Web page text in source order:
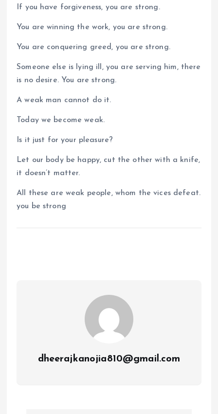
If you have forgiveness, you are strong.
You are winning the work, you are strong.
You are conquering greed, you are strong.
Someone else is lying ill, you are serving him, there
is no desire. You are strong.
A weak man cannot do it.
Today we become weak.
Is it just for your pleasure?
Let our body be happy, cut the other with a knife,
it doesn’t matter.
All these are weak people, whom the vices defeat.
you be strong
dheerajkanojia810@gmail.com